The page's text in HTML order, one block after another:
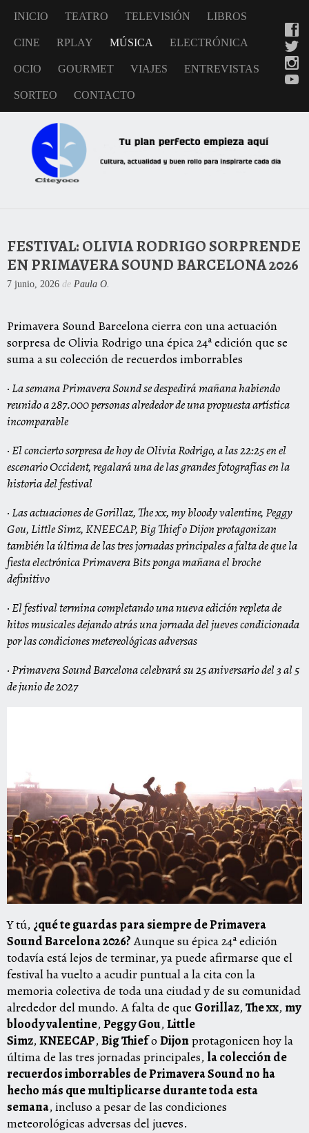
INICIO TEATRO TELEVISIÓN LIBROS
CINE RPLAY MÚSICA ELECTRÓNICA
OCIO GOURMET VIAJES ENTREVISTAS
SORTEO CONTACTO
FESTIVAL: OLIVIA RODRIGO SORPRENDE
EN PRIMAVERA SOUND BARCELONA 2026
7 junio, 2026 de Paula O.
Primavera Sound Barcelona cierra con una actuación
sorpresa de Olivia Rodrigo una épica 24ª edición que se
suma a su colección de recuerdos imborrables
· La semana Primavera Sound se despedirá mañana habiendo
reunido a 287.000 personas alrededor de una propuesta artística
incomparable
· El concierto sorpresa de hoy de Olivia Rodrigo, a las 22:25 en el
escenario Occident, regalará una de las grandes fotografías en la
historia del festival
· Las actuaciones de Gorillaz, The xx, my bloody valentine, Peggy
Gou, Little Simz, KNEECAP, Big Thief o Dijon protagonizan
también la última de las tres jornadas principales a falta de que la
fiesta electrónica Primavera Bits ponga mañana el broche
definitivo
· El festival termina completando una nueva edición repleta de
hitos musicales dejando atrás una jornada del jueves condicionada
por las condiciones metereológicas adversas
· Primavera Sound Barcelona celebrará su 25 aniversario del 3 al 5
de junio de 2027
Y tú, ¿qué te guardas para siempre de Primavera
Sound Barcelona 2026?Aunque su épica 24ª edición
todavía está lejos de terminar, ya puede afirmarse que el
festival ha vuelto a acudir puntual a la cita con la
memoria colectiva de toda una ciudad y de su comunidad
alrededor del mundo. A falta de que Gorillaz,The xx,my
bloody valentine,Peggy Gou,Little
Simz,KNEECAP,Big Thiefo Dijonprotagonicen hoy la
última de las tres jornadas principales, la colección de
recuerdos imborrables de Primavera Sound no ha
hecho más que multiplicarse durante toda esta
semana, incluso a pesar de las condiciones
meteorológicas adversas del jueves.